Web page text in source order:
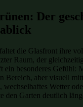
Der
die Glasfront ihre
Raum, der
ein besonderes Gefühl:
Bereich, aber visuell
wechselhaftes Wetter
den Garten deutlich